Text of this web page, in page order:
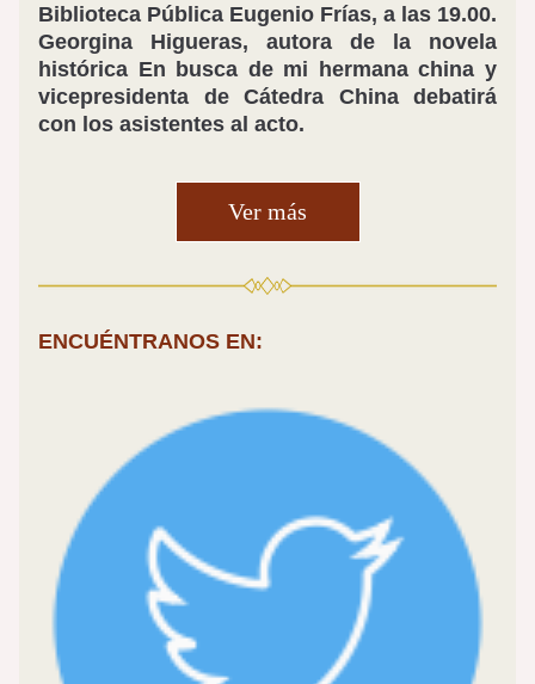
Biblioteca Pública Eugenio Frías, a las 19.00.
Georgina Higueras, autora de la novela
histórica En busca de mi hermana china y
vicepresidenta de Cátedra China debatirá
con los asistentes al acto.
Ver más
ENCUÉNTRANOS EN: